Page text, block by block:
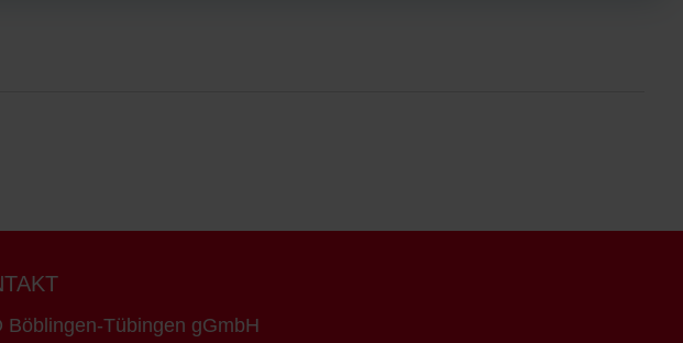
Böblingen-Tübingen gGmbH